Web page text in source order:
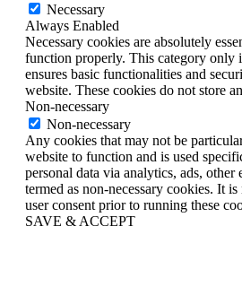
Necessary
Always Enabled
Necessary cookies are absolutely
function properly. This category only
ensures basic functionalities and
website. These cookies do not store
Non-necessary
Non-necessary
Any cookies that may not be
website to function and is used
personal data via analytics, ads, other
termed as non-necessary cookies. It
user consent prior to running these
SAVE & ACCEPT